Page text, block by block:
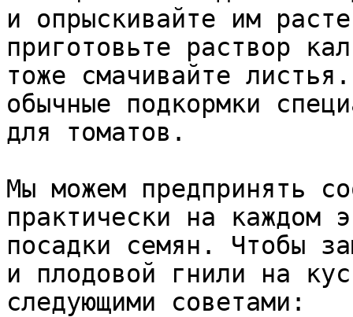
и опрыскивайте им
приготовьте раствор
тоже смачивайте
обычные подкормки
для томатов.
Мы можем предпринять
практически на каждом
посадки семян. Чтобы
и плодовой гнили на
следующими советами: